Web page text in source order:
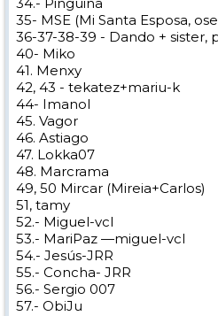
35- MSE (Mi Santa Esposa,
36-37-38-39 - Dando + sister,
40- Miko
41. Menxy
42, 43 - tekatez+mariu-k
44- Imanol
45. Vagor
46. Astiago
47. Lokka07
48. Marcrama
49, 50 Mircar (Mireia+Carlos)
51, tamy
52.- Miguel-vcl
53.- MariPaz —miguel-vcl
54.- Jesús-JRR
55.- Concha- JRR
56.- Sergio 007
57.- ObiJu